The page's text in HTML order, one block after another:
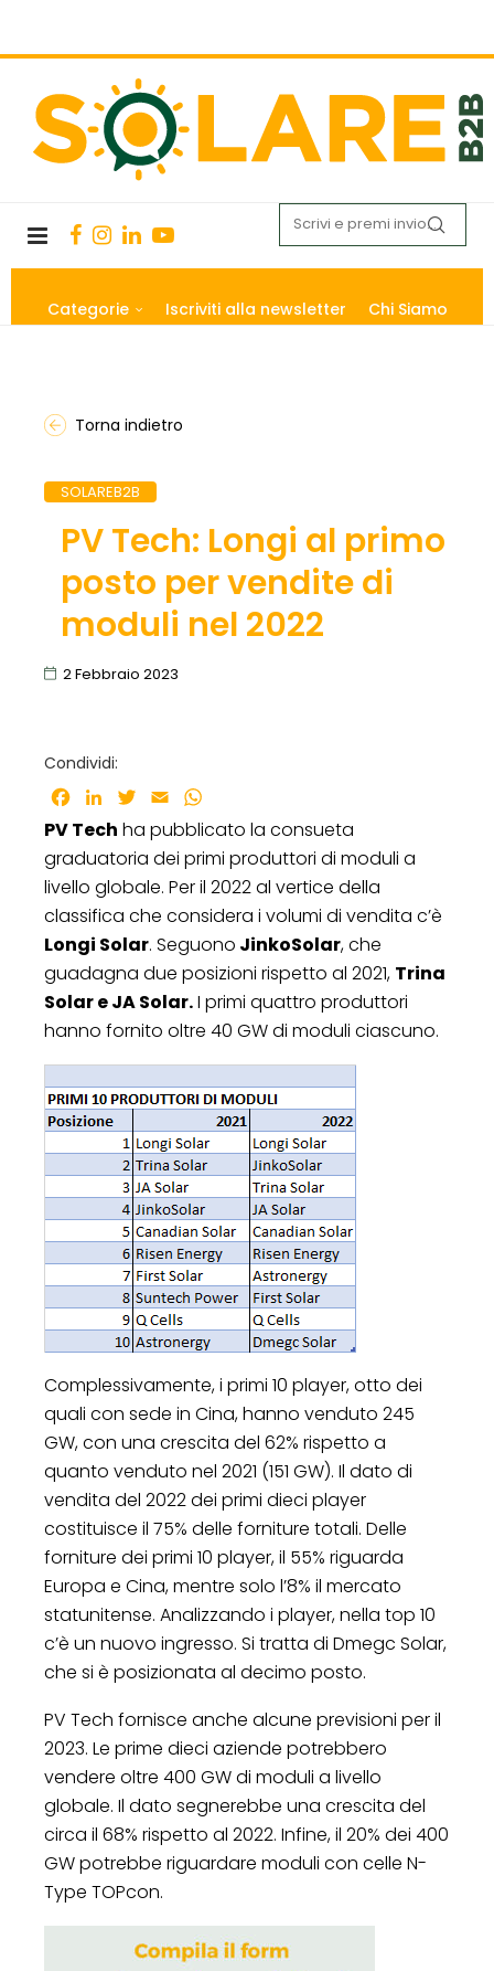
Categorie Iscriviti alla newsletter Chi Siamo
Torna indietro
SOLAREB2B
PV Tech: Longi al primo
posto per vendite di
moduli nel 2022
2 Febbraio 2023
Condividi:
Facebook
LinkedInTwitter
Email
PV Tech ha pubblicato la consueta
graduatoria dei primi produttori di moduli a
livello globale. Per il 2022 al vertice della
classifica che considera i volumi di vendita c’è
Longi Solar. Seguono JinkoSolar, che
guadagna due posizioni rispetto al 2021, Trina
Solar e JA Solar.I primi quattro produttori
hanno fornito oltre 40 GW di moduli ciascuno.
Complessivamente, i primi 10 player, otto dei
quali con sede in Cina, hanno venduto 245
GW, con una crescita del 62% rispetto a
quanto venduto nel 2021 (151 GW). Il dato di
vendita del 2022 dei primi dieci player
costituisce il 75% delle forniture totali. Delle
forniture dei primi 10 player, il 55% riguarda
Europa e Cina, mentre solo l’8% il mercato
statunitense. Analizzando i player, nella top 10
c’è un nuovo ingresso. Si tratta di Dmegc Solar,
che si è posizionata al decimo posto.
PV Tech fornisce anche alcune previsioni per il
2023. Le prime dieci aziende potrebbero
vendere oltre 400 GW di moduli a livello
globale. Il dato segnerebbe una crescita del
circa il 68% rispetto al 2022. Infine, il 20% dei 400
GW potrebbe riguardare moduli con celle N-
Type TOPcon.